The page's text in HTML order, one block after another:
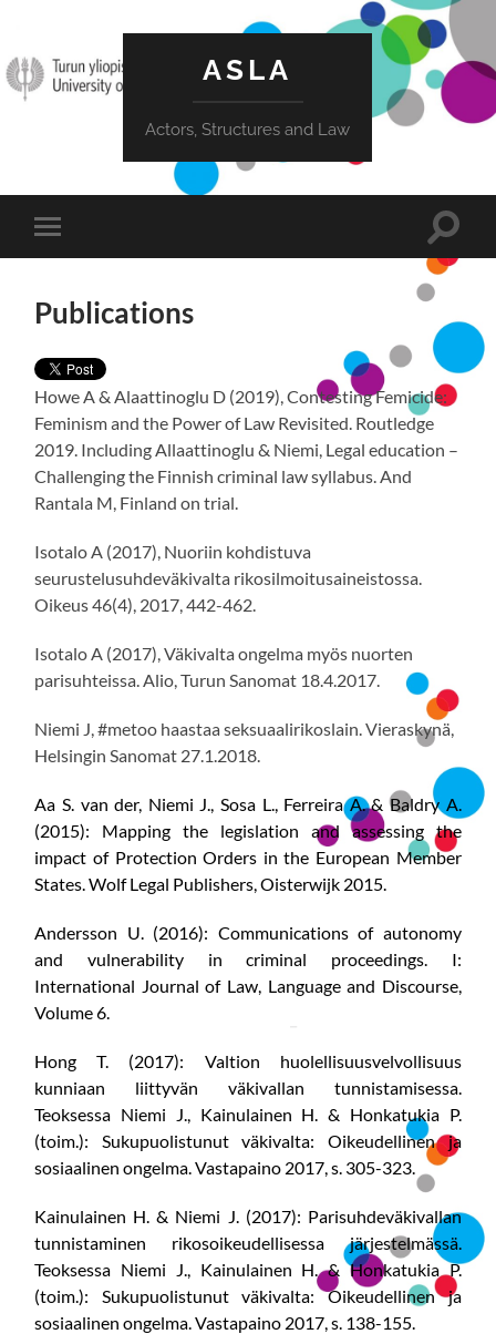
ASLA
Actors, Structures and Law
Toggle
mobile
Toggle
field
Publications
Howe A & Alaattinoglu D (2019), Contesting Femicide:
Feminism and the Power of Law Revisited. Routledge
2019. Including Allaattinoglu & Niemi, Legal education –
Challenging the Finnish criminal law syllabus. And
Rantala M, Finland on trial.
Isotalo A (2017), Nuoriin kohdistuva
seurustelusuhdeväkivalta rikosilmoitusaineistossa.
Oikeus 46(4), 2017, 442-462.
Isotalo A (2017), Väkivalta ongelma myös nuorten
parisuhteissa. Alio, Turun Sanomat 18.4.2017.
Niemi J, #metoo haastaa seksuaalirikoslain. Vieraskynä,
Helsingin Sanomat 27.1.2018.
Aa S. van der, Niemi J., Sosa L., Ferreira A. & Baldry A.
(2015): Mapping the legislation and assessing the
impact of Protection Orders in the European Member
States. Wolf Legal Publishers, Oisterwijk 2015.
Andersson U. (2016): Communications of autonomy
and vulnerability in criminal proceedings. I:
International Journal of Law, Language and Discourse,
Volume 6.
Hong T. (2017): Valtion huolellisuusvelvollisuus
kunniaan liittyvän väkivallan tunnistamisessa.
Teoksessa Niemi J., Kainulainen H. & Honkatukia P.
(toim.): Sukupuolistunut väkivalta: Oikeudellinen ja
sosiaalinen ongelma. Vastapaino 2017, s. 305-323.
Kainulainen H. & Niemi J. (2017): Parisuhdeväkivallan
tunnistaminen rikosoikeudellisessa järjestelmässä.
Teoksessa Niemi J., Kainulainen H. & Honkatukia P.
(toim.): Sukupuolistunut väkivalta: Oikeudellinen ja
sosiaalinen ongelma. Vastapaino 2017, s. 138-155.